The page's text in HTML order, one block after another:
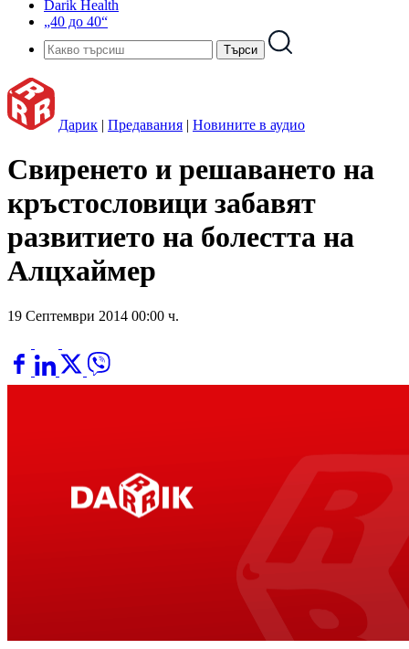
Darik Health
„40 до 40“
Дарик | Предавания | Новините в аудио
Свиренето и решаването на
кръстословици забавят
развитието на болестта на
Алцхаймер
19 Септември 2014 00:00 ч.